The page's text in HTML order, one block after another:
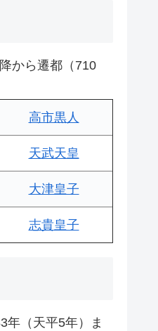
から遷都（710
高市黒人
天武天皇
大津皇子
志貴皇子
年（天平5年）ま